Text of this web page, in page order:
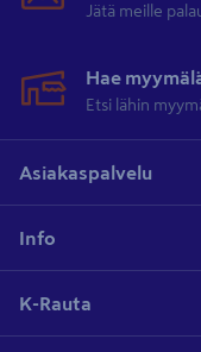
Jätä meille
Hae
Etsi lähin
Asiakaspalvelu
Info
K-Rauta